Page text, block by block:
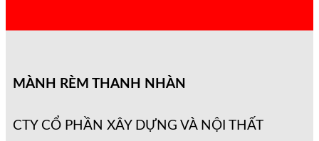
MÀNH RÈM THANH NHÀN
CTY CỔ PHẦN XÂY DỰNG VÀ NỘI THẤT